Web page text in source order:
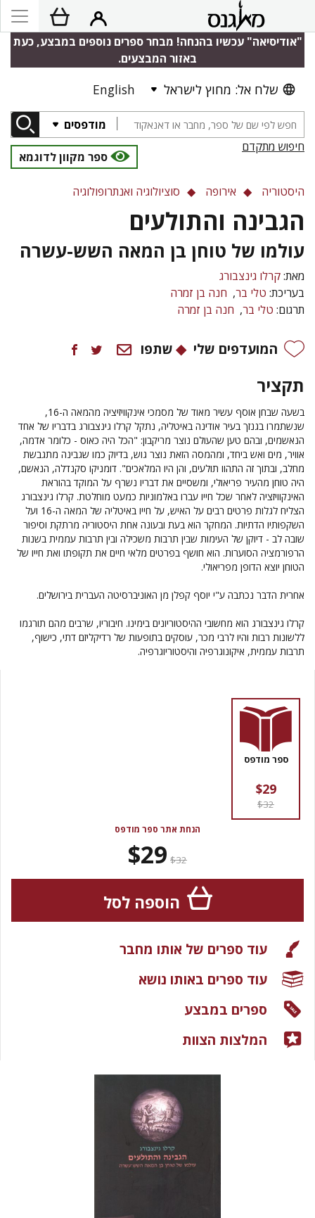
"אודיסיאה" עכשיו בהנחה! מבחר ספרים נוספים במבצע, כעת
באזור המבצעים.
שלח אל: מחוץ לישראל English
מודפסים
חיפוש מתקדם
ספר מקוון לדוגמא
היסטוריה אירופה סוציולוגיה ואנתרופולוגיה
הגבינה והתולעים
עולמו של טוחן בן המאה השש-עשרה
מאת:קרלו גינצבורג
בעריכת: טלי בר חנה בן זמרה
תרגום: טלי בר חנה בן זמרה
המועדפים שלי שתפו
תקציר
בשעה שבחן אוסף עשיר מאוד של מסמכי אינקוויזיציה מהמאה ה-16,
שנשתמרו בגנזך בעיר אודינה באיטליה, נתקל קרלו גינצבורג בדבריו של אחד
הנאשמים, ובהם טען שהעולם נוצר מריקבון: "הכל היה כאוס - כלומר אדמה,
אוויר, מים ואש ביחד, ומהמסה הזאת נוצר גוש, בדיוק כמו שגבינה מתגבשת
מחלב, ובתוך זה התהוו תולעים, והן היו המלאכים". דומניקו סקנדלה, הנאשם,
היה טוחן מהעיר פריאולי, ומשסיים את דבריו נשרף על המוקד בהוראת
האינקוויזציה לאחר שכל חייו עברו באלמוניות כמעט מוחלטת. קרלו גינצבורג
הצליח לגלות פרטים רבים על האיש, על חייו באיטליה של המאה ה-16 ועל
השקפותיו הדתיות. המחקר הוא בעת ובעונה אחת היסטוריה מרתקת וסיפור
שובה לב - דיוקן של העימות שבין תרבות משכילה ובין תרבות עממית בשנות
הרפורמציה הסוערות. הוא חושף בפרטים מלאי חיים את תקופתו ואת חייו של
הטוחן יוצא הדופן מפריאולי.
אחרית הדבר נכתבה ע"י יוסף קפלן מן האוניברסיטה העברית בירושלים.
קרלו גינצבורג הוא מחשובי ההיסטוריונים בימינו. חיבוריו, שרבים מהם תורגמו
ללשונות רבות והיו לרבי מכר, עוסקים בתופעות של רדיקליזם דתי, כישוף,
תרבות עממית, איקונוגרפיה והיסטוריוגרפיה.
ספר מודפס
$29
$32
הנחת אתר ספר מודפס
$32
$29
הוספה לסל
עוד ספרים של אותו מחבר
עוד ספרים באותו נושא
ספרים במבצע
המלצות הצוות